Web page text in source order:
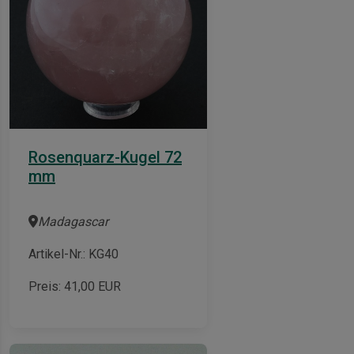
Rosenquarz-Kugel 72
mm
Madagascar
Artikel-Nr.: KG40
Preis: 41,00 EUR